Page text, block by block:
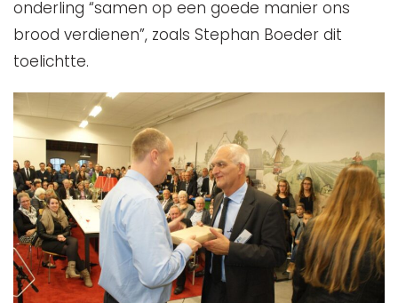
onderling “samen op een goede manier ons
brood verdienen”, zoals Stephan Boeder dit
toelichtte.